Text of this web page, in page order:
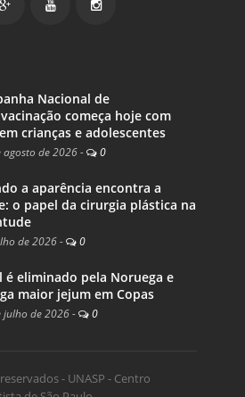
Nacional de
começa hoje com
crianças e adolescentes
agosto de 2026- 0
a aparência encontra a
o papel da cirurgia plástica na
de 2026 - 0
é eliminado pela Noruega e
maior jejum em Copas
julho de 2026 - 0
- UNASP - Centro